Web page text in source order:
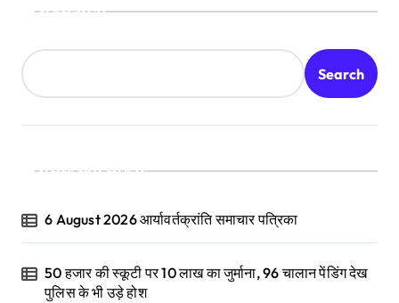
Search
Search
Recent Posts
6 August 2026 आर्यावर्तक्रांति समाचार पत्रिका
50 हजार की स्कूटी पर 10 लाख का जुर्माना, 96 चालान पेंडिंग देख
पुलिस के भी उड़े होश